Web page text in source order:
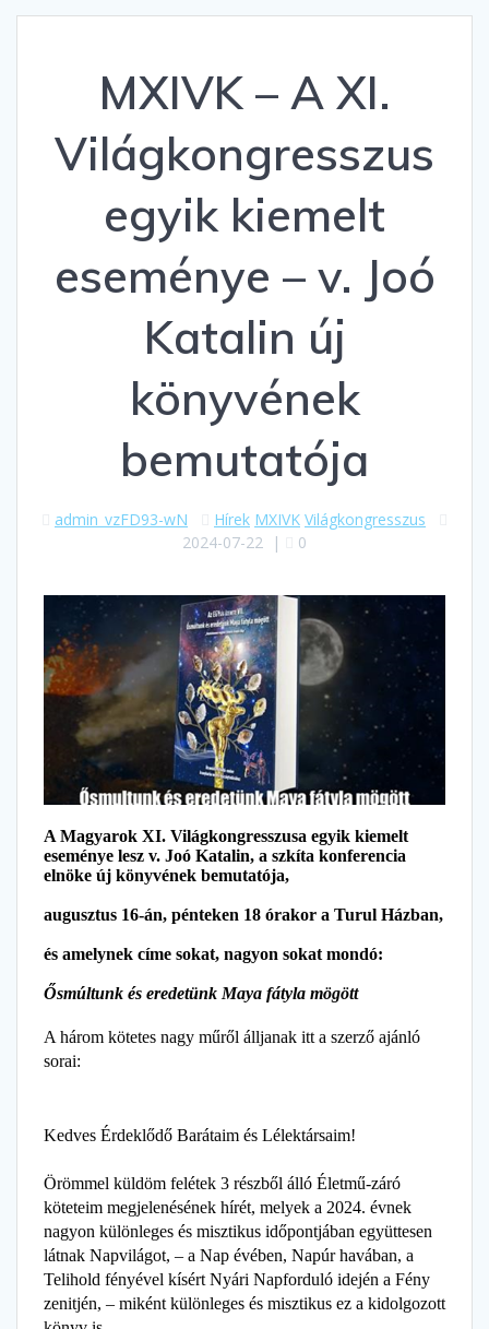
MXIVK – A XI.
Világkongresszus
egyik kiemelt
eseménye – v. Joó
Katalin új
könyvének
bemutatója
admin_vzFD93-wN Hírek MXIVK Világkongresszus
2024-07-22 | 0
A Magyarok XI. Világkongresszusa egyik kiemelt
eseménye lesz v. Joó Katalin, a szkíta konferencia
elnöke új könyvének bemutatója,
augusztus 16-án, pénteken 18 órakor a Turul Házban,
és amelynek címe sokat, nagyon sokat mondó:
Ősmúltunk és eredetünk Maya fátyla mögött
A három kötetes nagy műről álljanak itt a szerző ajánló
sorai:
Kedves Érdeklődő Barátaim és Lélektársaim!
Örömmel küldöm felétek 3 részből álló Életmű-záró
köteteim megjelenésének hírét, melyek a 2024. évnek
nagyon különleges és misztikus időpontjában együttesen
látnak Napvilágot, – a Nap évében, Napúr havában, a
Telihold fényével kísért Nyári Napforduló idején a Fény
zenitjén, – miként különleges és misztikus ez a kidolgozott